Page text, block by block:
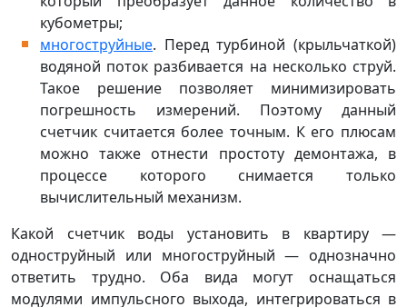
кубометры;
многоструйные. Перед турбиной (крыльчаткой)
водяной поток разбивается на несколько струй.
Такое решение позволяет минимизировать
погрешность измерений. Поэтому данный
счетчик считается более точным. К его плюсам
можно также отнести простоту демонтажа, в
процессе которого снимается только
вычислительный механизм.
Какой счетчик воды установить в квартиру —
одноструйный или многоструйный — однозначно
ответить трудно. Оба вида могут оснащаться
модулями импульсного выхода, интегрироваться в